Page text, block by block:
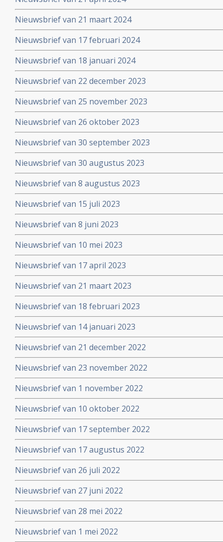
Nieuwsbrief van 21 maart 2024
Nieuwsbrief van 17 februari 2024
Nieuwsbrief van 18 januari 2024
Nieuwsbrief van 22 december 2023
Nieuwsbrief van 25 november 2023
Nieuwsbrief van 26 oktober 2023
Nieuwsbrief van 30 september 2023
Nieuwsbrief van 30 augustus 2023
Nieuwsbrief van 8 augustus 2023
Nieuwsbrief van 15 juli 2023
Nieuwsbrief van 8 juni 2023
Nieuwsbrief van 10 mei 2023
Nieuwsbrief van 17 april 2023
Nieuwsbrief van 21 maart 2023
Nieuwsbrief van 18 februari 2023
Nieuwsbrief van 14 januari 2023
Nieuwsbrief van 21 december 2022
Nieuwsbrief van 23 november 2022
Nieuwsbrief van 1 november 2022
Nieuwsbrief van 10 oktober 2022
Nieuwsbrief van 17 september 2022
Nieuwsbrief van 17 augustus 2022
Nieuwsbrief van 26 juli 2022
Nieuwsbrief van 27 juni 2022
Nieuwsbrief van 28 mei 2022
Nieuwsbrief van 1 mei 2022